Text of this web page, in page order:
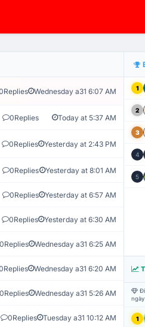
HỆ THỐNG GIÁM SÁT TỰ
Replies Wednesday a31 6:07 AM
0Replies Today at 5:37 AM
0Replies Yesterday at 2:43 PM
0Replies Yesterday at 8:01 AM
0Replies Yesterday at 6:57 AM
0Replies Yesterday at 6:30 AM
0Replies Wednesday a31 6:25 AM
Replies Wednesday a31 6:20 AM
0Replies Wednesday a31 5:26 AM
0Replies Tuesday a31 10:12 AM
1
2
3
4
5
1